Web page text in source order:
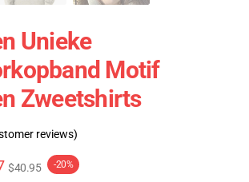
Unieke
Motif
Zweetshirts
reviews)
$40.95 -20%